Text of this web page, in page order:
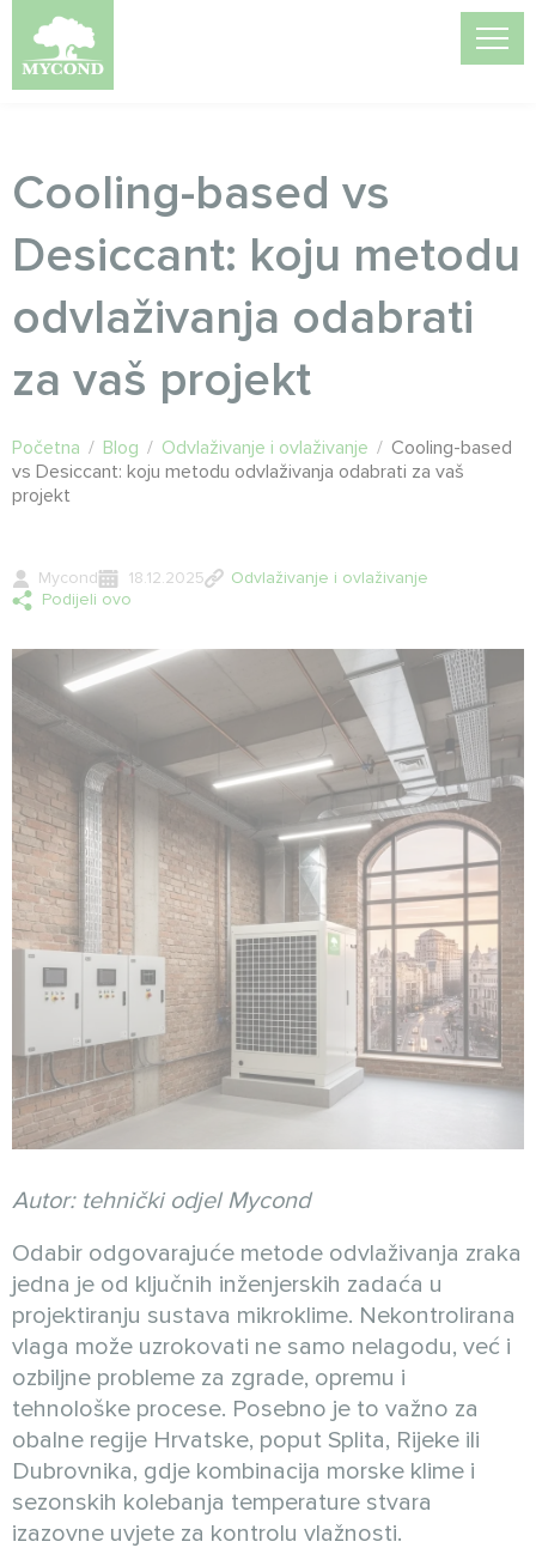
Cooling-based vs
Desiccant: koju metodu
odvlaživanja odabrati
za vaš projekt
Početna / Blog / Odvlaživanje i ovlaživanje / Cooling-based
vs Desiccant: koju metodu odvlaživanja odabrati za vaš
projekt
Mycond 18.12.2025
Odvlaživanje i ovlaživanje
Podijeli ovo
Autor: tehnički odjel Mycond
Odabir odgovarajuće metode odvlaživanja zraka
jedna je od ključnih inženjerskih zadaća u
projektiranju sustava mikroklime. Nekontrolirana
vlaga može uzrokovati ne samo nelagodu, već i
ozbiljne probleme za zgrade, opremu i
tehnološke procese. Posebno je to važno za
obalne regije Hrvatske, poput Splita, Rijeke ili
Dubrovnika, gdje kombinacija morske klime i
sezonskih kolebanja temperature stvara
izazovne uvjete za kontrolu vlažnosti.